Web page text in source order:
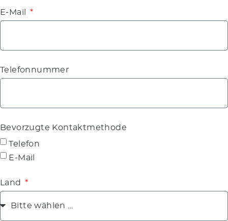
E-Mail
Telefonnummer
Bevorzugte Kontaktmethode
Telefon
E-Mail
Land